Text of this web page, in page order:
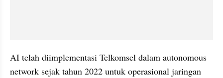
AI telah diimplementasi Telkomsel dalam autonomous
network sejak tahun 2022 untuk operasional jaringan